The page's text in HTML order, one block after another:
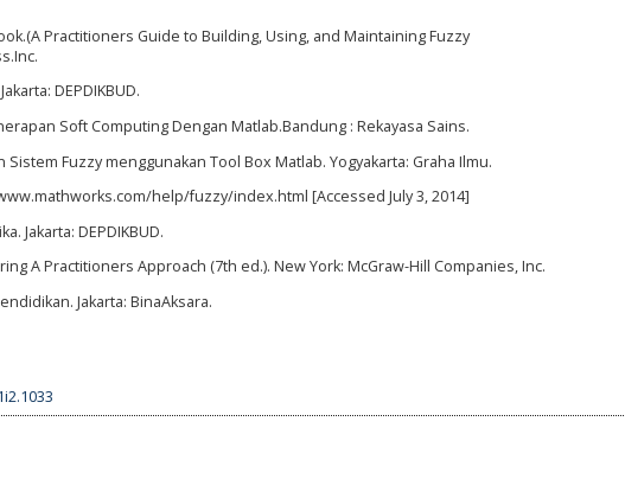
Practitioners Guide to Building, Using, and Maintaining Fuzzy
DEPDIKBUD.
Soft Computing Dengan Matlab.Bandung : Rekayasa Sains.
Fuzzy menggunakan Tool Box Matlab. Yogyakarta: Graha Ilmu.
help/fuzzy/index.html [Accessed July 3, 2014]
Jakarta: DEPDIKBUD.
A Practitioners Approach (7th ed.). New York: McGraw-Hill Companies, Inc.
Jakarta: BinaAksara.